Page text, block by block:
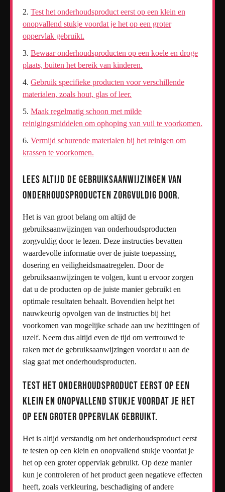
Test het onderhoudsproduct eerst op een klein en
onopvallend stukje voordat je het op een groter
oppervlak gebruikt.
Bewaar onderhoudsproducten op een koele en droge
plaats, buiten het bereik van kinderen.
Gebruik specifieke producten voor verschillende
materialen, zoals hout, glas of leer.
Maak regelmatig schoon met milde
reinigingsmiddelen om ophoping van vuil te voorkomen.
Vermijd schurende materialen bij het reinigen om
krassen te voorkomen.
Lees altijd de gebruiksaanwijzingen van
onderhoudsproducten zorgvuldig door.
Het is van groot belang om altijd de
gebruiksaanwijzingen van onderhoudsproducten
zorgvuldig door te lezen. Deze instructies bevatten
waardevolle informatie over de juiste toepassing,
dosering en veiligheidsmaatregelen. Door de
gebruiksaanwijzingen te volgen, kunt u ervoor zorgen
dat u de producten op de juiste manier gebruikt en
optimale resultaten behaalt. Bovendien helpt het
nauwkeurig opvolgen van de instructies bij het
voorkomen van mogelijke schade aan uw bezittingen of
uzelf. Neem dus altijd even de tijd om vertrouwd te
raken met de gebruiksaanwijzingen voordat u aan de
slag gaat met onderhoudsproducten.
Test het onderhoudsproduct eerst op een
klein en onopvallend stukje voordat je het
op een groter oppervlak gebruikt.
Het is altijd verstandig om het onderhoudsproduct eerst
te testen op een klein en onopvallend stukje voordat je
het op een groter oppervlak gebruikt. Op deze manier
kun je controleren of het product geen negatieve effecten
heeft, zoals verkleuring, beschadiging of andere